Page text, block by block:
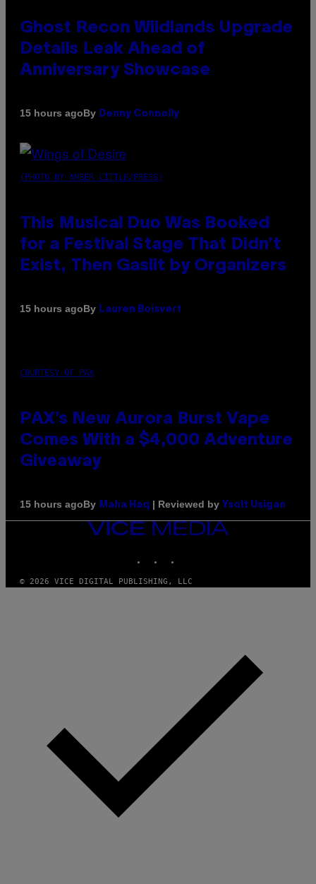
Ghost Recon Wildlands Upgrade
Details Leak Ahead of
Anniversary Showcase
15 hours agoBy Denny Connolly
(PHOTO BY AMBER LITTLE/PRESS)
This Musical Duo Was Booked
for a Festival Stage That Didn’t
Exist, Then Gaslit by Organizers
15 hours agoBy Lauren Boisvert
COURTESY OF PAX
PAX’s New Aurora Burst Vape
Comes With a $4,000 Adventure
Giveaway
15 hours agoBy Maha Haq | Reviewed by Ysolt Usigan
VICE
MEDIA
© 2026 VICE DIGITAL PUBLISHING, LLC